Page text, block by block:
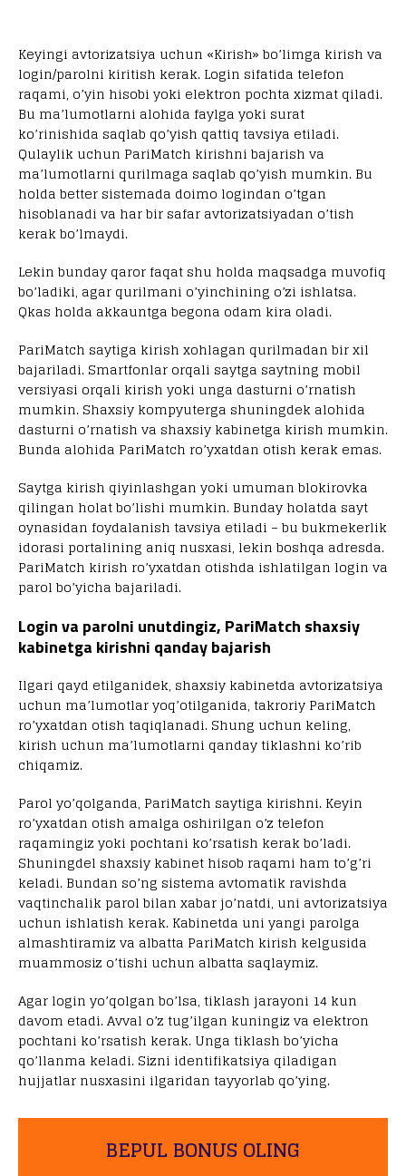
Keyingi avtorizatsiya uchun «Kirish» bo’limga kirish va
login/parolni kiritish kerak. Login sifatida telefon
raqami, o’yin hisobi yoki elektron pochta xizmat qiladi.
Bu ma’lumotlarni alohida faylga yoki surat
ko’rinishida saqlab qo’yish qattiq tavsiya etiladi.
Qulaylik uchun PariMatch kirishni bajarish va
ma’lumotlarni qurilmaga saqlab qo’yish mumkin. Bu
holda better sistemada doimo logindan o’tgan
hisoblanadi va har bir safar avtorizatsiyadan o’tish
kerak bo’lmaydi.
Lekin bunday qaror faqat shu holda maqsadga muvofiq
bo’ladiki, agar qurilmani o’yinchining o’zi ishlatsa.
Qkas holda akkauntga begona odam kira oladi.
PariMatch saytiga kirish xohlagan qurilmadan bir xil
bajariladi. Smartfonlar orqali saytga saytning mobil
versiyasi orqali kirish yoki unga dasturni o’rnatish
mumkin. Shaxsiy kompyuterga shuningdek alohida
dasturni o’rnatish va shaxsiy kabinetga kirish mumkin.
Bunda alohida PariMatch ro’yxatdan otish kerak emas.
Saytga kirish qiyinlashgan yoki umuman blokirovka
qilingan holat bo’lishi mumkin. Bunday holatda sayt
oynasidan foydalanish tavsiya etiladi – bu bukmekerlik
idorasi portalining aniq nusxasi, lekin boshqa adresda.
PariMatch kirish ro’yxatdan otishda ishlatilgan login va
parol bo’yicha bajariladi.
Login va parolni unutdingiz, PariMatch shaxsiy
kabinetga kirishni qanday bajarish
Ilgari qayd etilganidek, shaxsiy kabinetda avtorizatsiya
uchun ma’lumotlar yoq’otilganida, takroriy PariMatch
ro’yxatdan otish taqiqlanadi. Shung uchun keling,
kirish uchun ma’lumotlarni qanday tiklashni ko’rib
chiqamiz.
Parol yo’qolganda, PariMatch saytiga kirishni. Keyin
ro’yxatdan otish amalga oshirilgan o’z telefon
raqamingiz yoki pochtani ko’rsatish kerak bo’ladi.
Shuningdel shaxsiy kabinet hisob raqami ham to’g’ri
keladi. Bundan so’ng sistema avtomatik ravishda
vaqtinchalik parol bilan xabar jo’natdi, uni avtorizatsiya
uchun ishlatish kerak. Kabinetda uni yangi parolga
almashtiramiz va albatta PariMatch kirish kelgusida
muammosiz o’tishi uchun albatta saqlaymiz.
Agar login yo’qolgan bo’lsa, tiklash jarayoni 14 kun
davom etadi. Avval o’z tug’ilgan kuningiz va elektron
pochtani ko’rsatish kerak. Unga tiklash bo’yicha
qo’llanma keladi. Sizni identifikatsiya qiladigan
hujjatlar nusxasini ilgaridan tayyorlab qo’ying.
BEPUL BONUS OLING